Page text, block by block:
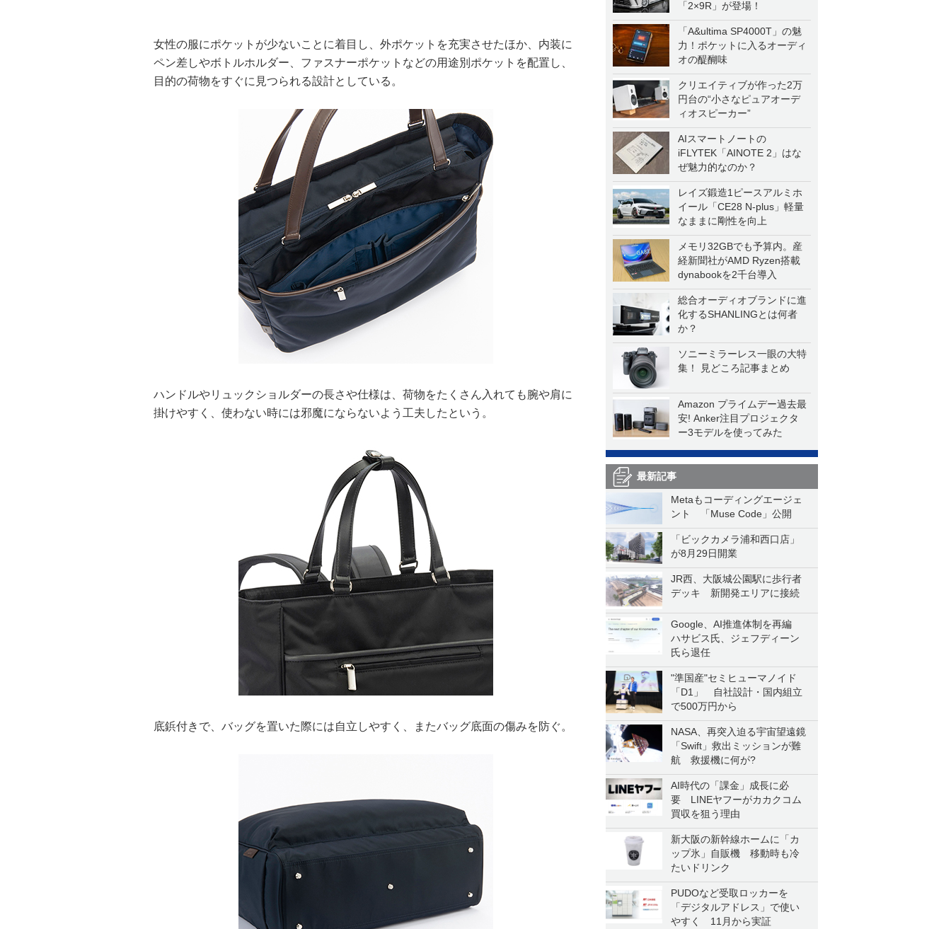
「2×9R」が登場！
「A&ultima SP4000T」の魅
力！ポケットに入るオーディ
オの醍醐味
クリエイティブが作った2万
円台の“小さなピュアオーデ
ィオスピーカー”
AIスマートノートの
iFLYTEK「AINOTE 2」はな
ぜ魅力的なのか？
レイズ鍛造1ピースアルミホ
イール「CE28 N-plus」軽量
なままに剛性を向上
メモリ32GBでも予算内。産
経新聞社がAMD Ryzen搭載
dynabookを2千台導入
総合オーディオブランドに進
化するSHANLINGとは何者
か？
ソニーミラーレス一眼の大特
集！ 見どころ記事まとめ
Amazon プライムデー過去最
安! Anker注目プロジェクタ
ー3モデルを使ってみた
最新記事
Metaもコーディングエージェ
ント 「Muse Code」公開
「ビックカメラ浦和西口店」
が8月29日開業
JR西、大阪城公園駅に歩行者
デッキ 新開発エリアに接続
Google、AI推進体制を再編
ハサビス氏、ジェフディーン
氏ら退任
"準国産"セミヒューマノイド
「D1」 自社設計・国内組立
で500万円から
NASA、再突入迫る宇宙望遠鏡
「Swift」救出ミッションが難
航 救援機に何が?
AI時代の「課金」成長に必
要 LINEヤフーがカカクコム
買収を狙う理由
新大阪の新幹線ホームに「カ
ップ氷」自販機 移動時も冷
たいドリンク
PUDOなど受取ロッカーを
「デジタルアドレス」で使い
やすく 11月から実証
女性の服にポケットが少ないことに着目し、外ポケットを充実させたほか、内装に
ペン差しやボトルホルダー、ファスナーポケットなどの用途別ポケットを配置し、
目的の荷物をすぐに見つられる設計としている。
ハンドルやリュックショルダーの長さや仕様は、荷物をたくさん入れても腕や肩に
掛けやすく、使わない時には邪魔にならないよう工夫したという。
底鋲付きで、バッグを置いた際には自立しやすく、またバッグ底面の傷みを防ぐ。